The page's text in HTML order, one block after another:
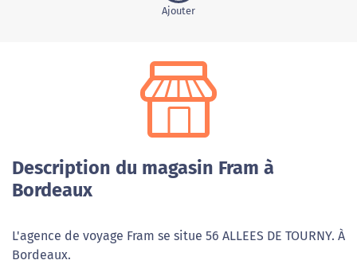
Ajouter
Description du magasin Fram à
Bordeaux
L'agence de voyage Fram se situe 56 ALLEES DE TOURNY. À
Bordeaux.